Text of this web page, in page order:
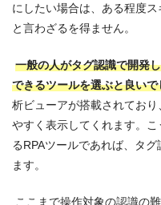
にしたい場合は、ある程度
と言わざるを得ません。
一般の人がタグ認識で開発
できるツールを選ぶと良いで
析ビューアが搭載されてお
やすく表示してくれます。
るRPAツールであれば、タ
ます。
ここまで操作対象の認識の